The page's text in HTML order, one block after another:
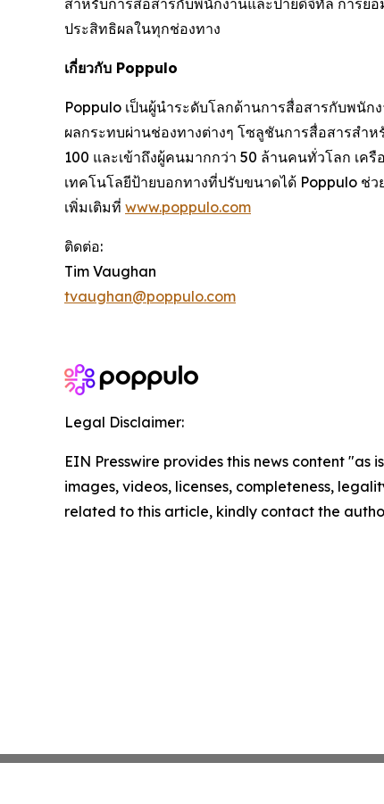
สำหรับการสื่อสารกับพนักงานและป้ายดิจิทัล การ
ประสิทธิผลในทุกช่องทาง
เกี่ยวกับ Poppulo
Poppulo เป็นผู้นำระดับโลกด้านการสื่อสารกับพนั
ผลกระทบผ่านช่องทางต่างๆ โซลูชันการสื่อสารสำ
100 และเข้าถึงผู้คนมากกว่า 50 ล้านคนทั่วโลก เ
เทคโนโลยีป้ายบอกทางที่ปรับขนาดได้ Poppulo ช่
เพิ่มเติมที่ www.poppulo.com
ติดต่อ:
Tim Vaughan
tvaughan@poppulo.com
Legal Disclaimer:
EIN Presswire provides this news content
images, videos, licenses, completeness,
related to this article, kindly contact the